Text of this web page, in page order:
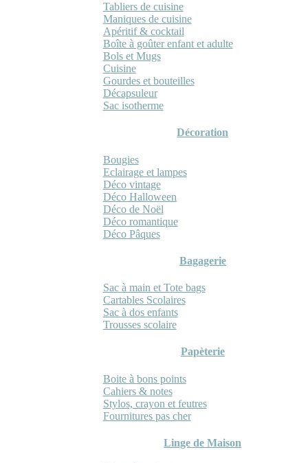
Tabliers de cuisine
Maniques de cuisine
Apéritif & cocktail
Boîte à goûter enfant et adulte
Bols et Mugs
Cuisine
Gourdes et bouteilles
Décapsuleur
Sac isotherme
Décoration
Bougies
Eclairage et lampes
Déco vintage
Déco Halloween
Déco de Noël
Déco romantique
Déco Pâques
Bagagerie
Sac à main et Tote bags
Cartables Scolaires
Sac à dos enfants
Trousses scolaire
Papèterie
Boite à bons points
Cahiers & notes
Stylos, crayon et feutres
Fournitures pas cher
Linge de Maison